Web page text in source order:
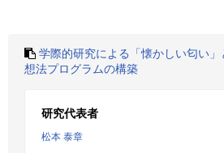
学際的研究による「懐かしい匂い
想法プログラムの構築
研究代表者
松本 泰章